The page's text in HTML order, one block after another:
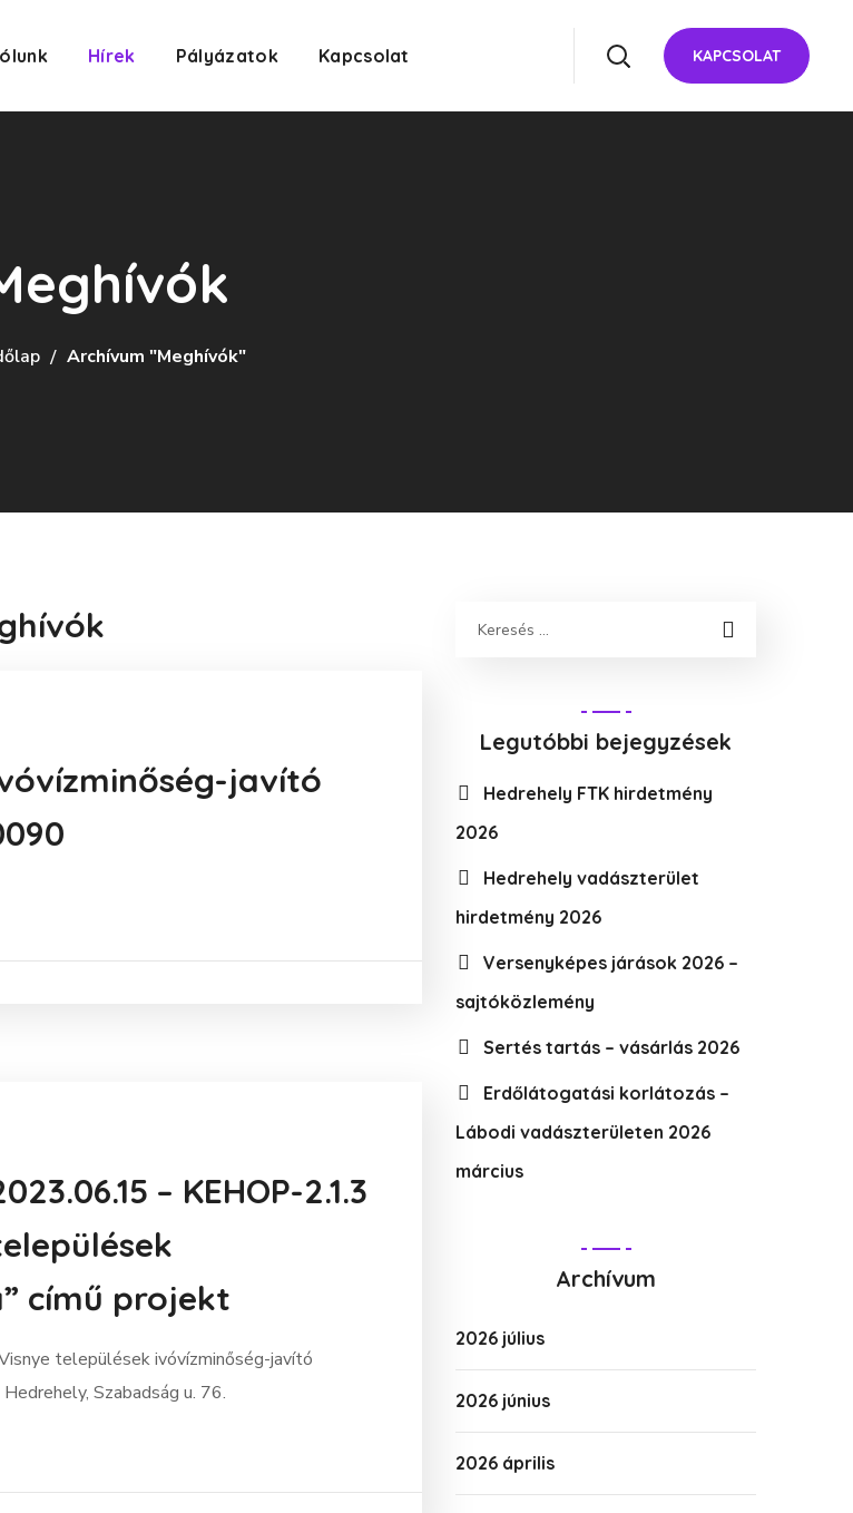
Hírek Pályázatok Kapcsolat KAPCSOLAT
Archívum "Meghívók"
javító
– KEHOP-2.1.3
című projekt
települések ivóvízminőség-javító
Szabadság u. 76.
Legutóbbi bejegyzések
Hedrehely FTK hirdetmény
2026
Hedrehely vadászterület
hirdetmény 2026
Versenyképes járások 2026 –
sajtóközlemény
Sertés tartás – vásárlás 2026
Erdőlátogatási korlátozás –
Lábodi vadászterületen 2026
március
Archívum
2026 július
2026 június
2026 április